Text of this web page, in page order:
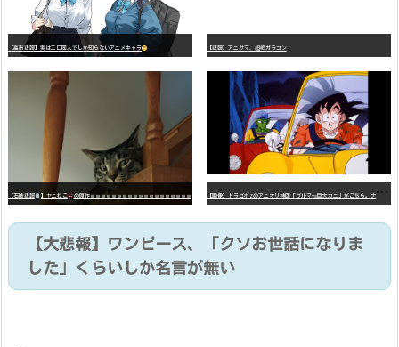
【高市悲報】実はエロ同人でしか知らないアニメキャラ 【悲報】アニサマ、超絶ガラコン
【石破悲報 】ヤニねこ の原作ｗｗｗｗｗｗｗｗｗｗｗｗｗｗｗｗｗｗｗ 【
画像】ドラゴボZのアニオリ神回「ブルマvs巨大カニ」がこちら。ナメック星の海にドラゴボを落としたブルマと巨大カニのバトル
【大悲報】ワンピース、「クソお世話になりま
した」くらいしか名言が無い